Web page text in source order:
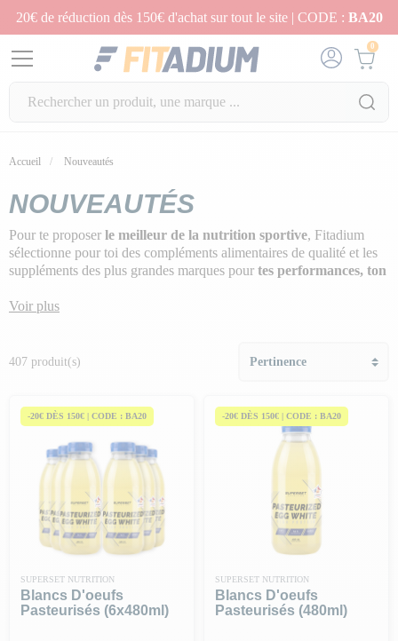
20€ de réduction dès 150€ d'achat sur tout le site | CODE : BA20
0
Accueil Nouveautés
NOUVEAUTÉS
Pour te proposer le meilleur de la nutrition sportive, Fitadium
sélectionne pour toi des compléments alimentaires de qualité et les
suppléments des plus grandes marques pour tes performances, ton
Dans cette rubrique Les Nouveautés, retrouves les
du vegan, du bio, des protéines et des superfoods. Vêtements et
accessoires tendance y trouvent aussi leur place, bien évidemment.
déçu(e).
Voir plus
407 produit(s)
-20€ DÈS 150€ | CODE : BA20
SUPERSET NUTRITION
Blancs D'oeufs
Pasteurisés (6x480ml)
-20€ DÈS 150€ | CODE : BA20
SUPERSET NUTRITION
Blancs D'oeufs
Pasteurisés (480ml)